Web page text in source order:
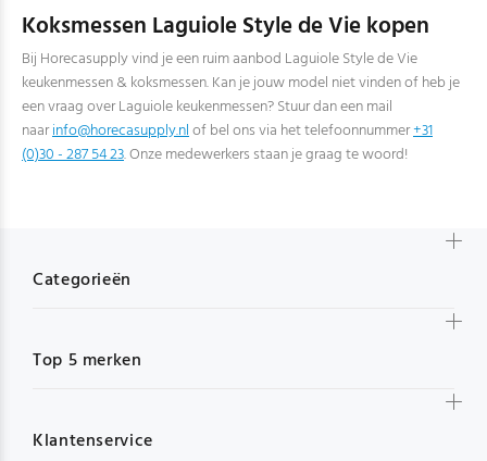
Koksmessen Laguiole Style de Vie kopen
Bij Horecasupply vind je een ruim aanbod Laguiole Style de Vie
keukenmessen & koksmessen. Kan je jouw model niet vinden of heb je
een vraag over Laguiole keukenmessen? Stuur dan een mail
naarinfo@horecasupply.nlof bel ons via het telefoonnummer+31
(0)30 - 287 54 23. Onze medewerkers staan je graag te woord!
Categorieën
Top 5 merken
Klantenservice